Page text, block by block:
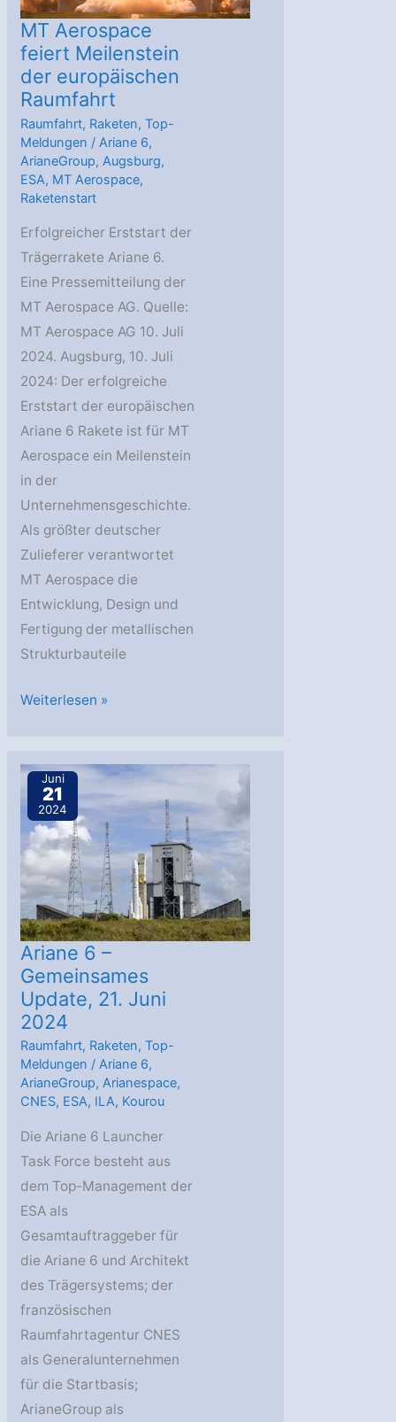
MT Aerospace
feiert Meilenstein
der europäischen
Raumfahrt
Raumfahrt, Raketen,Top-
Meldungen /Ariane 6,
ArianeGroup,Augsburg,
ESA, MT Aerospace,
Raketenstart
Erfolgreicher Erststart der
Trägerrakete Ariane 6.
Eine Pressemitteilung der
MT Aerospace AG. Quelle:
MT Aerospace AG 10. Juli
2024. Augsburg, 10. Juli
2024: Der erfolgreiche
Erststart der europäischen
Ariane 6 Rakete ist für MT
Aerospace ein Meilenstein
in der
Unternehmensgeschichte.
Als größter deutscher
Zulieferer verantwortet
MT Aerospace die
Entwicklung, Design und
Fertigung der metallischen
Strukturbauteile
MT
Meilenstein
der
europäischen
Raumfahrt
Weiterlesen »
Juni
21
2024
Ariane 6 –
Gemeinsames
Update, 21. Juni
2024
Raumfahrt, Raketen,Top-
Meldungen /Ariane 6,
ArianeGroup,Arianespace,
CNES, ESA, ILA, Kourou
Die Ariane 6 Launcher
Task Force besteht aus
dem Top-Management der
ESA als
Gesamtauftraggeber für
die Ariane 6 und Architekt
des Trägersystems; der
französischen
Raumfahrtagentur CNES
als Generalunternehmen
für die Startbasis;
ArianeGroup als